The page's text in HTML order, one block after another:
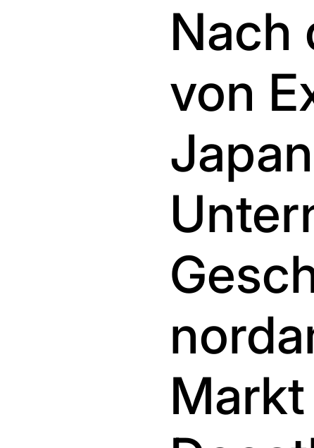
Nach
von